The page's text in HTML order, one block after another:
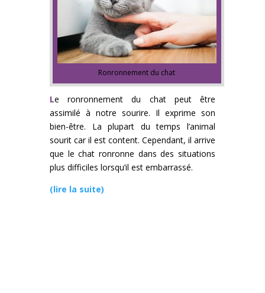
Ronronnement du chat
Le ronronnement du chat peut être
assimilé à notre sourire. Il exprime son
bien-être. La plupart du temps l’animal
sourit car il est content. Cependant, il arrive
que le chat ronronne dans des situations
plus difficiles lorsqu’il est embarrassé.
(lire la suite)